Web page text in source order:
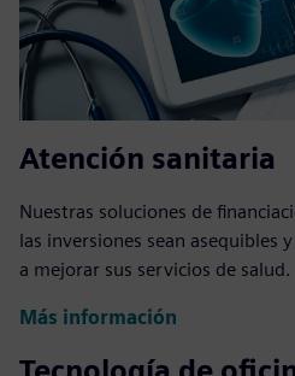
Atención sanitaria
Nuestras soluciones de
las inversiones sean asequibles
a mejorar sus servicios de salud.
Más información